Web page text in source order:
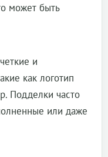
может быть
и
как логотип
Подделки часто
или даже